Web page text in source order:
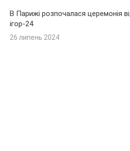
В Парижі розпочалася церемонія
ігор-24
26 липень 2024